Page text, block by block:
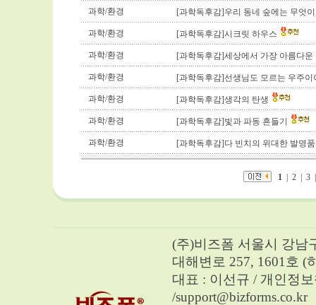
과학/환경 [과학독후감]우리 동네 숲에는 무엇
과학/환경 [과학독후감]시크릿 하우스
과학/환경 [과학독후감]세상에서 가장 아름다
과학/환경 [과학독후감]선생님도 모르는 우주
과학/환경 [과학독후감]생각의 탄생
과학/환경 [과학독후감]빛과 파동 흔들기
과학/환경 [과학독후감]다 빈치의 위대한 발명
1 | 2 | 3
(주)비즈폼 서울시 강남
대해변로 257, 1601호 (
대표 : 이선규 / 개인정
/support@bizforms.co.kr